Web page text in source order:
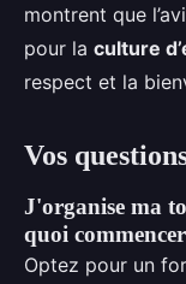
montrent que
pour la culture
respect et la
Vos
J'organise ma
quoi
Optez pour un